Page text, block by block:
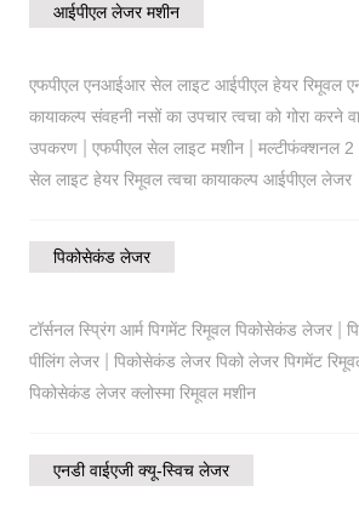
आईपीएल लेजर मशीन
एफपीएल एनआईआर सेल लाइट आईपीएल हेयर रिमूवल
कायाकल्प संवहनी नसों का उपचार त्वचा को गोरा करने
उपकरण| एफपीएल सेल लाइट मशीन| मल्टीफंक्शनल 2
सेल लाइट हेयर रिमूवल त्वचा कायाकल्प आईपीएल लेजर
पिकोसेकंड लेजर
टॉर्सनल स्प्रिंग आर्म पिगमेंट रिमूवल पिकोसेकंड लेजर|
पीलिंग लेजर| पिकोसेकंड लेजर पिको लेजर पिगमेंट
पिकोसेकंड लेजर क्लोस्मा रिमूवल मशीन
एनडी वाईएजी क्यू-स्विच लेजर